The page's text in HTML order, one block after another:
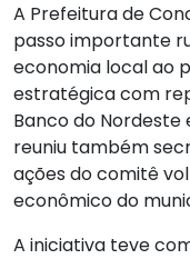
A Prefeitura de
passo importante
economia local ao
estratégica com
Banco do Nordeste
reuniu também
ações do comitê
econômico do
A iniciativa teve